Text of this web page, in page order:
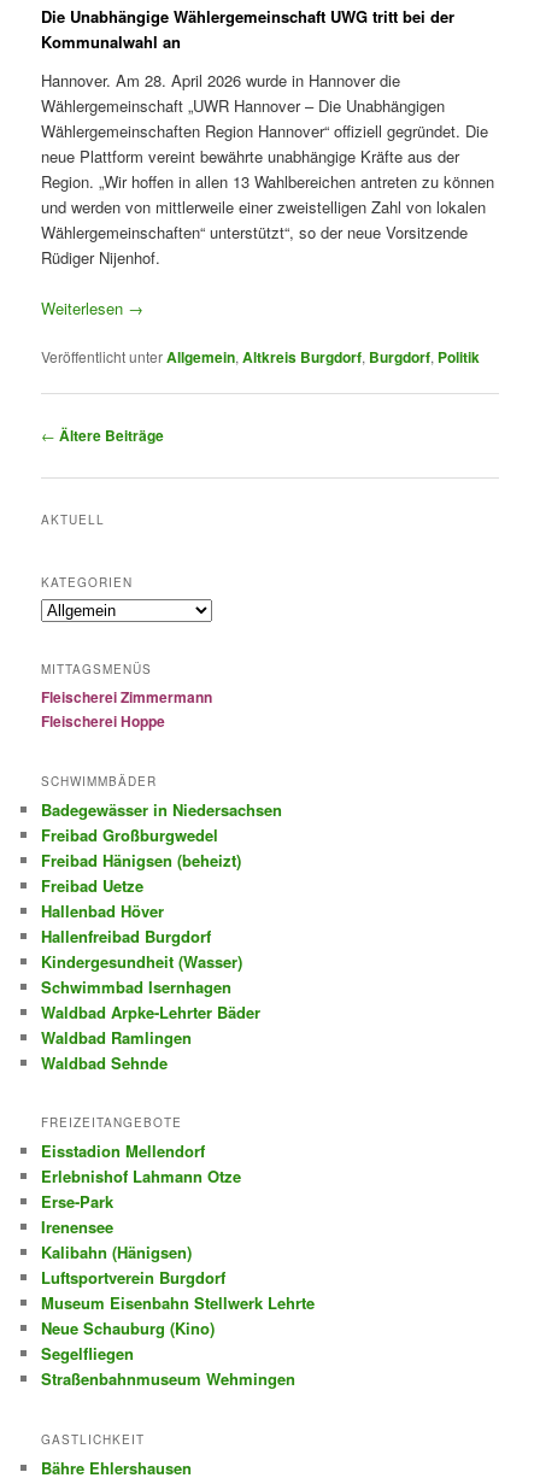
Die Unabhängige Wählergemeinschaft UWG tritt bei der
Kommunalwahl an
Hannover. Am 28. April 2026 wurde in Hannover die
Wählergemeinschaft „UWR Hannover – Die Unabhängigen
Wählergemeinschaften Region Hannover“ offiziell gegründet. Die
neue Plattform vereint bewährte unabhängige Kräfte aus der
Region. „Wir hoffen in allen 13 Wahlbereichen antreten zu können
und werden von mittlerweile einer zweistelligen Zahl von lokalen
Wählergemeinschaften“ unterstützt“, so der neue Vorsitzende
Rüdiger Nijenhof.
Weiterlesen →
Veröffentlicht unterAllgemein,Altkreis Burgdorf, Burgdorf, Politik
Beitragsnavigation
← Ältere Beiträge
AKTUELL
KATEGORIEN
Kategorien
MITTAGSMENÜS
Fleischerei Zimmermann
Fleischerei Hoppe
SCHWIMMBÄDER
Badegewässer in Niedersachsen
Freibad Großburgwedel
Freibad Hänigsen (beheizt)
Freibad Uetze
Hallenbad Höver
Hallenfreibad Burgdorf
Kindergesundheit (Wasser)
Schwimmbad Isernhagen
Waldbad Arpke-Lehrter Bäder
Waldbad Ramlingen
Waldbad Sehnde
FREIZEITANGEBOTE
Eisstadion Mellendorf
Erlebnishof Lahmann Otze
Erse-Park
Irenensee
Kalibahn (Hänigsen)
Luftsportverein Burgdorf
Museum Eisenbahn Stellwerk Lehrte
Neue Schauburg (Kino)
Segelfliegen
Straßenbahnmuseum Wehmingen
GASTLICHKEIT
Bähre Ehlershausen